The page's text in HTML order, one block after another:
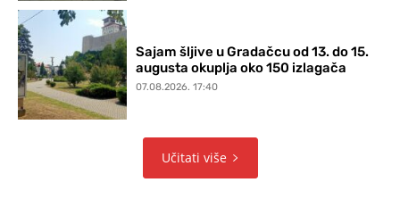
Sajam šljive u Gradačcu od 13. do 15.
augusta okuplja oko 150 izlagača
07.08.2026. 17:40
Učitati više